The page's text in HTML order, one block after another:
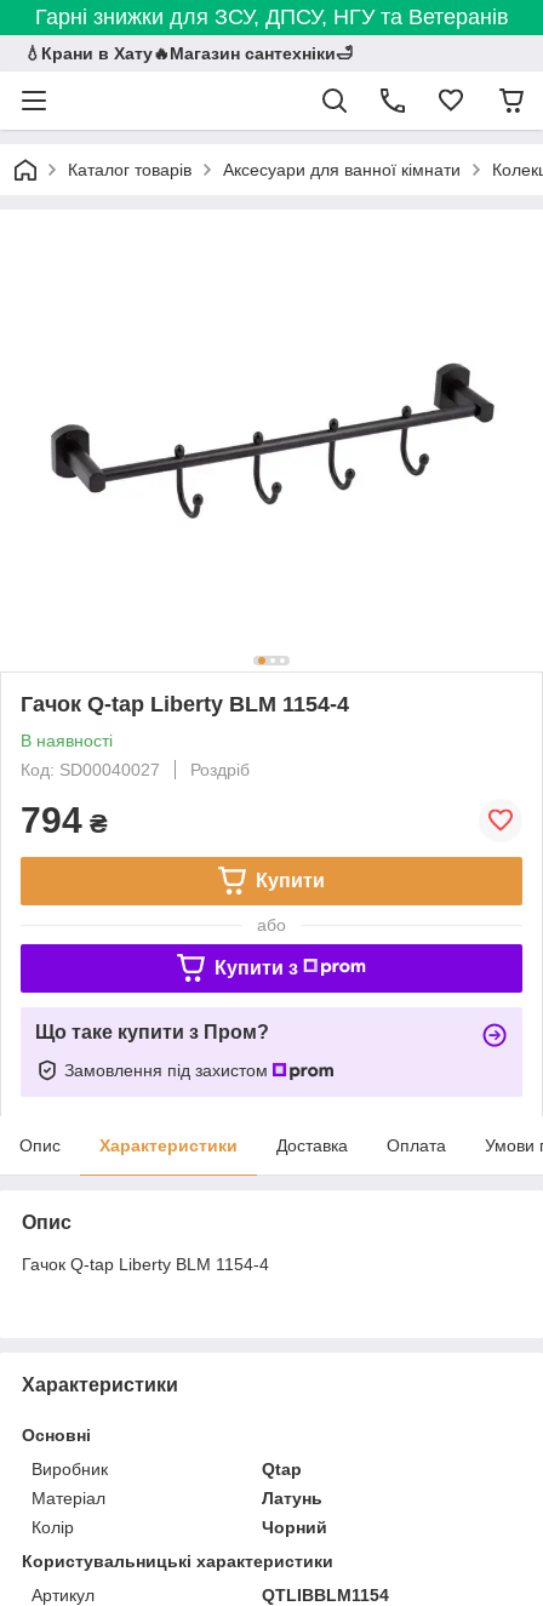
Гарні знижки для ЗСУ, ДПСУ, НГУ та Ветеранів
💧Крани в Хату🔥Магазин сантехніки🛁
Каталог товарів Аксесуари для ванної кімнати
Гачок Q-tap Liberty BLM 1154-4
В наявності
Код: SD00040027
Роздріб
794 ₴
Купити
або
Купити з
Що таке купити з Пром?
Замовлення під захистом
Опис Характеристики Доставка Оплата Умови
Опис
Гачок Q-tap Liberty BLM 1154-4
Характеристики
Основні
Виробник
Qtap
Матеріал
Латунь
Колір
Чорний
Користувальницькі характеристики
Артикул
QTLIBBLM1154